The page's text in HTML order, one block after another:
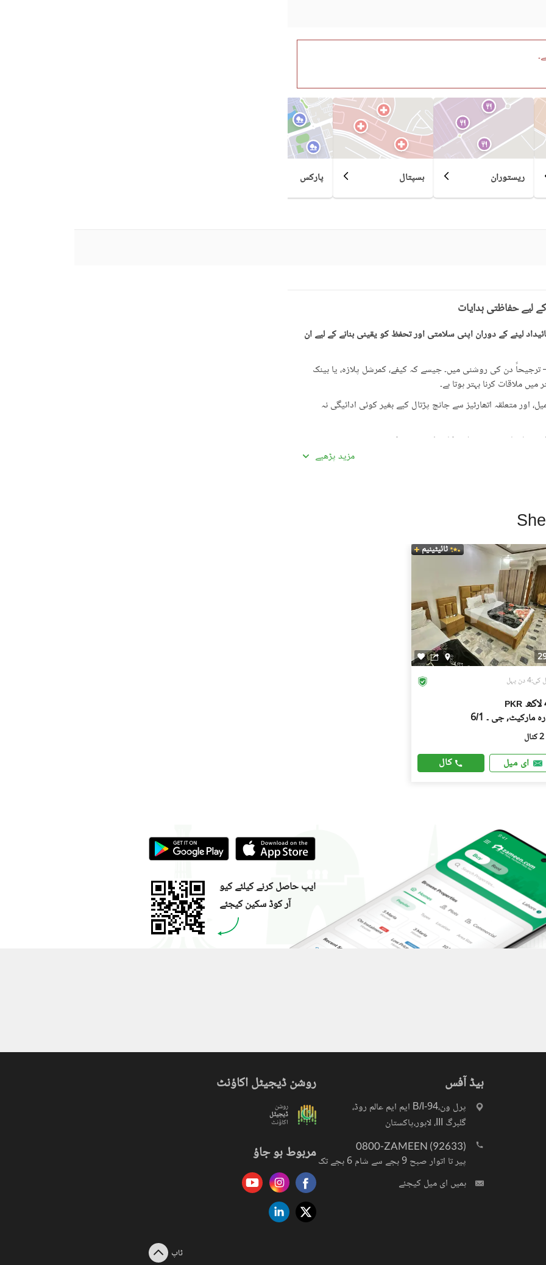
کمیونٹی سوئمنگ پول
کمیونٹی جم
ڈے کیئر سینٹر
بچوں کے کھیلنے کا حصہ
کمیونٹی مسجد
کمیونٹی سنٹر
حفاظتی عملہ
ریستوران ہسپتال پارکس
لیے حفاظتی ہدایات
لینے کے دوران اپنی سلامتی اور تحفظ کو یقینی بنانے کے لیے ان
دن کی روشنی میں۔ جیسے کہ کیفے، کمرشل پلازہ، یا بینک
ملاقات کرنا بہتر ہوتا ہے۔
اور متعلقہ اتھارٹیز سے جانچ پڑتال کیے بغیر کوئی ادائیگی نہ
معلومات سے تفصیلات کا موازنہ ضرور کریں۔
اچھی لگیں۔ غیرمعمولی طور پر کم قیمتیں دھوکہ دہی کی
جائیداد پر کسی بھی قسم کی رکاوٹ یا تنازعے کی جانچ کریں۔
کسی قابل اعتماد شخص کو ساتھ لے جائیں۔
ذاتی یا مالی معلومات شیئر کرنے سے گریز کریں۔
کے لیے ذمہ دار نہیں ہے۔ تمام صارفین اپنے اشتہارات
خود ذمہ دار ہیں۔ کسی بھی معاہدے کو حتمی شکل دینے سے پہلے
اسٹیٹ ماہرین سے مشورہ حاصل کریں۔
مزید پڑھیے
ٹائیٹینیم
دن پہل
PKR
مارکیٹ, جی ۔ 6/1
2 کنال
ای میل کال
ایپ حاصل کرنے کیلئے کیو
آر کوڈ سکین کیجئے
ہیڈ آفس
پرل ون،94-B/I ایم ایم عالم روڈ،
گلبرگ III، لاہور،پاکستان
0800-ZAMEEN (92633)
پیر تا اتوار صبح 9 بجے سے شام 6 بجے تک
ہمیں ای میل کیجئے
روشن ڈیجیٹل اکاؤنٹ
روشن
ڈیجیٹل
اکاؤنٹ
مربوط ہو جاؤ
ٹاپ